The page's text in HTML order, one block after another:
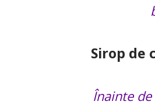
Sirop de
Înainte